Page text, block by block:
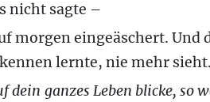
nicht sagte –
morgen eingeäschert. Und
lernte, nie mehr sieht.
dein ganzes Leben blicke, so